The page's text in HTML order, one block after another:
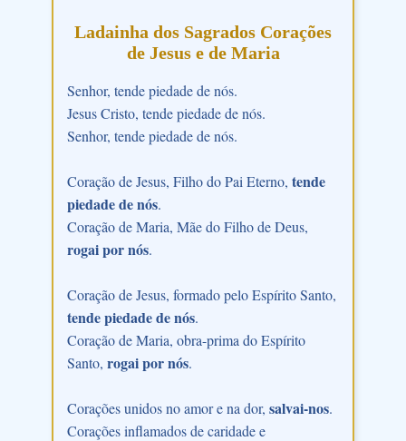
Ladainha dos Sagrados Corações
de Jesus e de Maria
Senhor, tende piedade de nós.
Jesus Cristo, tende piedade de nós.
Senhor, tende piedade de nós.
Coração de Jesus, Filho do Pai Eterno, tende
piedade de nós.
Coração de Maria, Mãe do Filho de Deus,
rogai por nós.
Coração de Jesus, formado pelo Espírito Santo,
tende piedade de nós.
Coração de Maria, obra-prima do Espírito
Santo, rogai por nós.
Corações unidos no amor e na dor, salvai-nos.
Corações inflamados de caridade e